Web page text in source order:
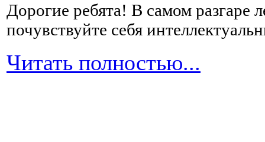
Дорогие ребята! В самом разгаре
почувствуйте себя
Читать полностью...